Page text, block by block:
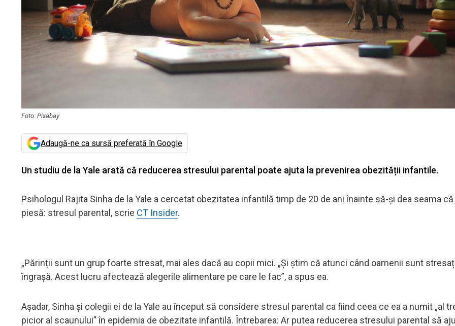
Foto: Pixabay
Adaugă-ne ca sursă preferată în Google
Un studiu de la Yale arată că reducerea stresului parental poate ajuta la prevenirea obezității infantile.
Psihologul Rajita Sinha de la Yale a cercetat obezitatea infantilă timp de 20 de ani înainte să-și dea seama
piesă: stresul parental, scrie CT Insider.
„Părinții sunt un grup foarte stresat, mai ales dacă au copii mici. „Și știm că atunci când oamenii sunt
îngrașă. Acest lucru afectează alegerile alimentare pe care le fac”, a spus ea.
Așadar, Sinha și colegii ei de la Yale au început să considere stresul parental ca fiind ceea ce ea a numit „al
picior al scaunului” în epidemia de obezitate infantilă. Întrebarea: Ar putea reducerea stresului parental să